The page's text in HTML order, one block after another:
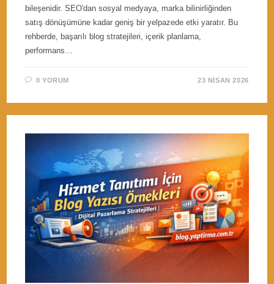
bileşenidir. SEO'dan sosyal medyaya, marka bilinirliğinden
satış dönüşümüne kadar geniş bir yelpazede etki yaratır. Bu
rehberde, başarılı blog stratejileri, içerik planlama,
performans…
0 YORUM 23 NISAN 2026